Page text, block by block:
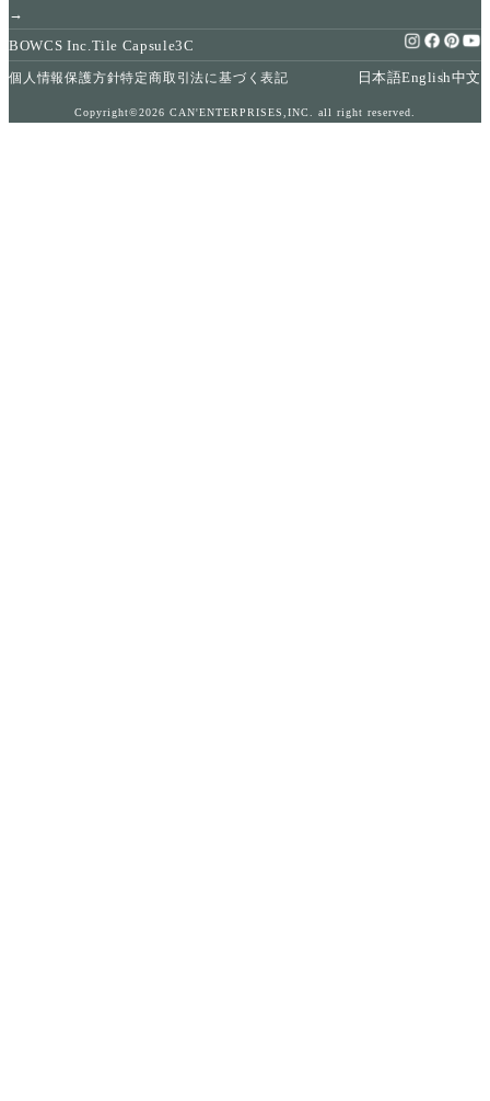
→
BOWCS Inc.Tile Capsule3C
個人情報保護方針特定商取引法に基づく表記 日本語English中文
Copyright©2026 CAN'ENTERPRISES,INC. all right reserved.